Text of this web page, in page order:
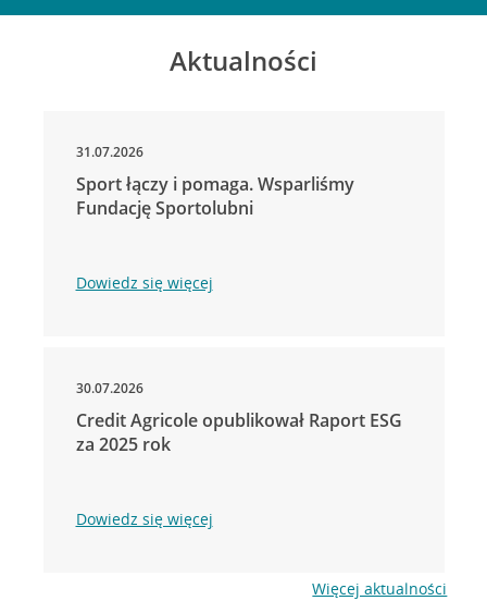
Aktualności
31.07.2026
Sport łączy i pomaga. Wsparliśmy
Fundację Sportolubni
Dowiedz się więcej
30.07.2026
Credit Agricole opublikował Raport ESG
za 2025 rok
Dowiedz się więcej
Więcej aktualności